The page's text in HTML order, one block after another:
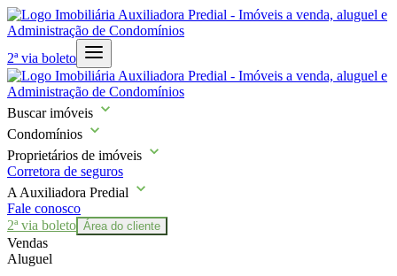
2ª via boleto
Buscar imóveis
Condomínios
Proprietários de imóveis
Corretora de seguros
A Auxiliadora Predial
Fale conosco
2ª via boleto Área do cliente
Vendas
Aluguel